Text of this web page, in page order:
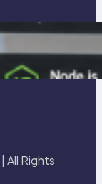
ล็ปด้วย
All Rights